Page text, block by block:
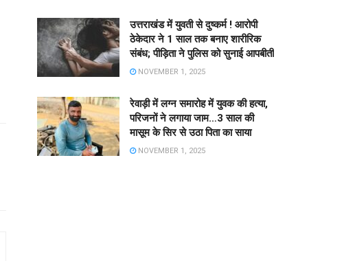
उत्तराखंड में युवती से दुष्कर्म ! आरोपी
ठेकेदार ने 1 साल तक बनाए शारीरिक
संबंध; पीड़िता ने पुलिस को सुनाई आपबीती
NOVEMBER 1, 2025
रेवाड़ी में लग्न समारोह में युवक की हत्या,
परिजनों ने लगाया जाम…3 साल की
मासूम के सिर से उठा पिता का साया
NOVEMBER 1, 2025